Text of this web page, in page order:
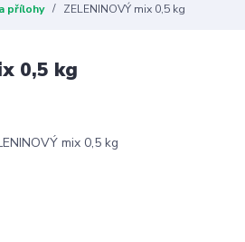
přílohy ZELENINOVÝ mix 0,5 kg
0,5 kg